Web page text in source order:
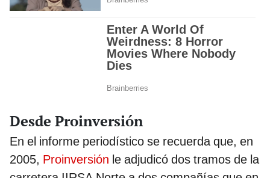
Desde Proinversión
En el informe periodístico se recuerda que, en
2005, Proinversión le adjudicó dos tramos de la